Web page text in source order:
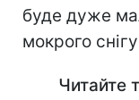
буде дуже
мокрого
Читайте